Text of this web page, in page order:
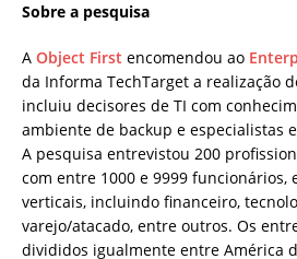
Sobre a pesquisa
A Object First encomendou ao
da Informa TechTarget a realização
incluiu decisores de TI com
ambiente de backup e especialistas
A pesquisa entrevistou 200
com entre 1000 e 9999 funcionários,
verticais, incluindo financeiro,
varejo/atacado, entre outros. Os
divididos igualmente entre América